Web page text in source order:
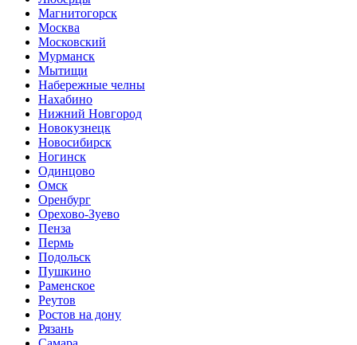
Магнитогорск
Москва
Московский
Мурманск
Мытищи
Набережные челны
Нахабино
Нижний Новгород
Новокузнецк
Новосибирск
Ногинск
Одинцово
Омск
Оренбург
Орехово-Зуево
Пенза
Пермь
Подольск
Пушкино
Раменское
Реутов
Ростов на дону
Рязань